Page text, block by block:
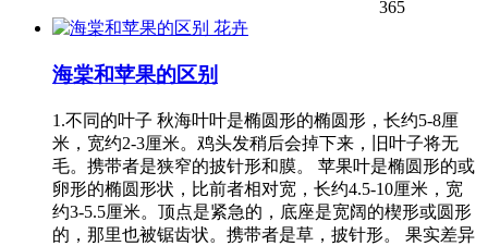
365
花卉
海棠和苹果的区别
1.不同的叶子 秋海叶叶是椭圆形的椭圆形，长约5-8厘
米，宽约2-3厘米。鸡头发稍后会掉下来，旧叶子将无
毛。携带者是狭窄的披针形和膜。 苹果叶是椭圆形的或
卵形的椭圆形状，比前者相对宽，长约4.5-10厘米，宽
约3-5.5厘米。顶点是紧急的，底座是宽阔的楔形或圆形
的，那里也被锯齿状。携带者是草，披针形。 果实差异